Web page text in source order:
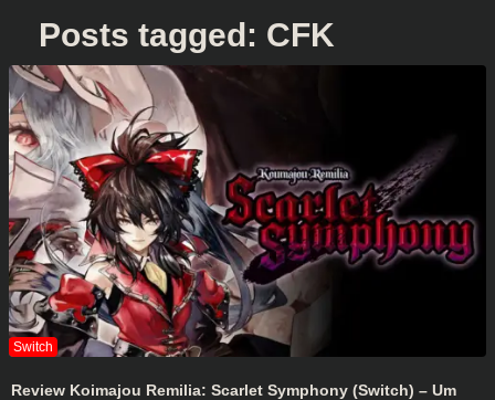
Posts tagged: CFK
Review Koimajou Remilia: Scarlet Symphony (Switch) – Um